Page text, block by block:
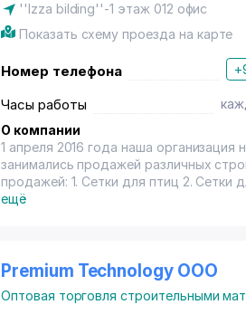
''Izza bilding''-1 этаж 012 офис
Показать схему проезда на карте
Номер телефона
Часы работы
О компании
1 апреля 2016 года наша организация начала свою
занимались продажей различных
продажей: 1. Сетки для птиц 2. Сетки для Евро забора 3.
Листовые сетки
ещё
Premium Technology OOO
Оптовая торговля строительными